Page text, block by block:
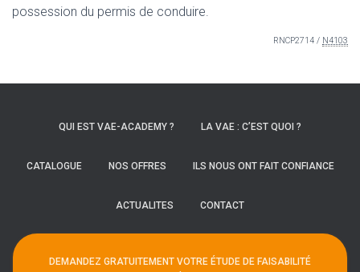
possession du permis de conduire.
RNCP2714 / N4103
QUI EST VAE-ACADEMY ? LA VAE : C’EST QUOI ?
CATALOGUE NOS OFFRES ILS NOUS ONT FAIT CONFIANCE
ACTUALITES CONTACT
DEMANDEZ GRATUITEMENT VOTRE ÉTUDE DE FAISABILITÉ